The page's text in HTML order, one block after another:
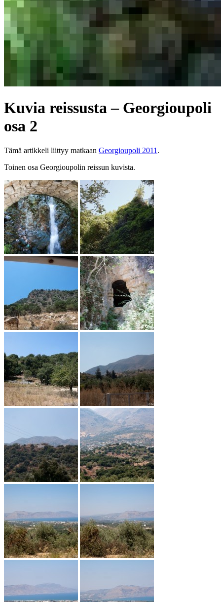
Kuvia reissusta – Georgioupoli
osa 2
Tämä artikkeli liittyy matkaan Georgioupoli 2011 .
Toinen osa Georgioupolin reissun kuvista.